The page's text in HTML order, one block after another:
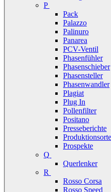
P
Pack
Palazzo
Palinuro
Panarea
PCV-Ventil
Phasenfühler
Phasenschieber
Phasensteller
Phasenwandler
Plagiat
Plug In
Pollenfilter
Positano
Presseberichte
Produktionsorte
Prospekte
Q
Querlenker
R
Rosso Corsa
Rosso Speed